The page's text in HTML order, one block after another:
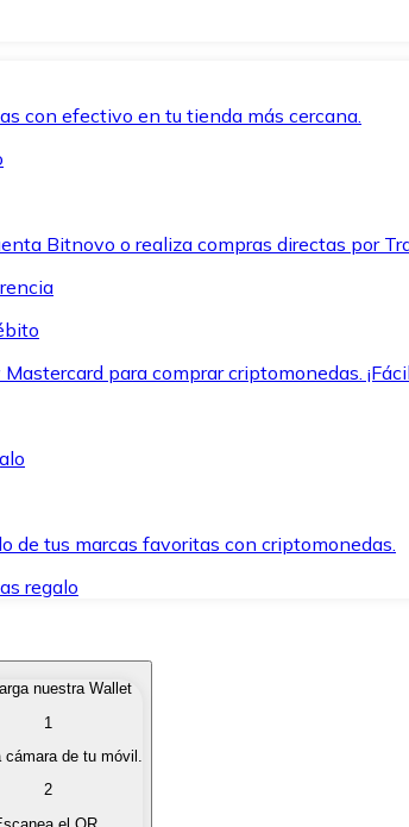
con efectivo en tu tienda más cercana.
Bitnovo o realiza compras directas por
para comprar criptomonedas.
de tus marcas favoritas con criptomonedas.
regalo
con diferentes métodos de pago.
de forma rápida y segura.
nuestra Wallet
1
cámara de tu móvil.
2